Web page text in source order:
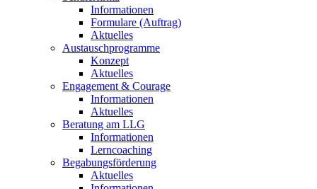
Informationen
Formulare (Auftrag)
Aktuelles
Austauschprogramme
Konzept
Aktuelles
Engagement & Courage
Informationen
Aktuelles
Beratung am LLG
Informationen
Lerncoaching
Begabungsförderung
Aktuelles